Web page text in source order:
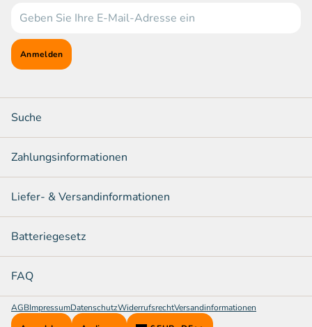
Anmelden
Suche
Zahlungsinformationen
Liefer- & Versandinformationen
Batteriegesetz
FAQ
AGBImpressumDatenschutzWiderrufsrechtVersandinformationen